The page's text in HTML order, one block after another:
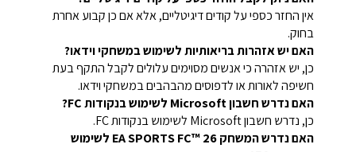
אין החזר כספי על קודים דיגיטליים, אלא אם כן קבוע אחרת
בחוק.
האם יש אזהרות בריאותיות לשימוש במשחקי וידאו?
כן, יש אזהרה כי אנשים מסוימים עלולים לקבל התקף בעת
חשיפה לאורות או לדפוסים מהבהבים במשחקי וידאו.
האם נדרש חשבון Microsoft לשימוש בנקודות FC?
כן, נדרש חשבון Microsoft לשימוש בנקודות FC.
האם נדרש המשחק EA SPORTS FC™ 26 לשימוש